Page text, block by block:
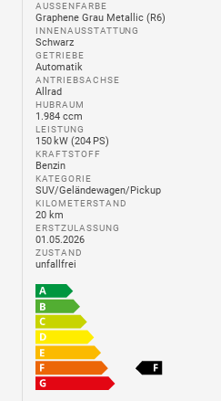
AUSSENFARBE
Graphene Grau Metallic (R6)
INNENAUSSTATTUNG
Schwarz
GETRIEBE
Automatik
ANTRIEBSACHSE
Allrad
HUBRAUM
1.984 ccm
LEISTUNG
150 kW (204 PS)
KRAFTSTOFF
Benzin
KATEGORIE
SUV/Geländewagen/Pickup
KILOMETERSTAND
20 km
ERSTZULASSUNG
01.05.2026
ZUSTAND
unfallfrei